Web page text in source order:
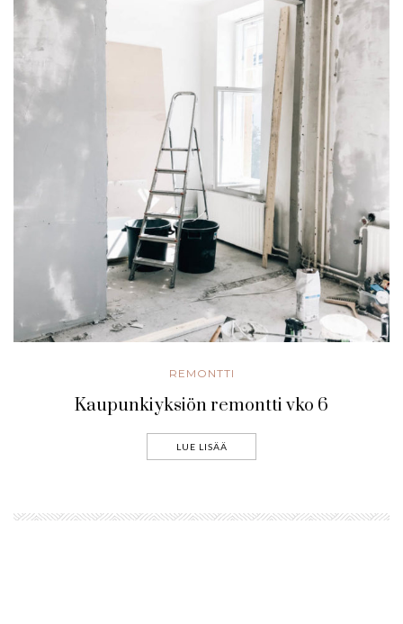
REMONTTI
Kaupunkiyksiön remontti vko 6
LUE LISÄÄ